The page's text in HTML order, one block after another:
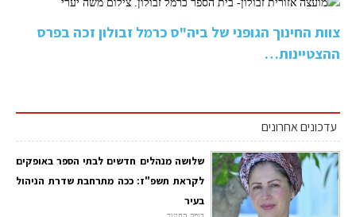
צוות החינוך הגופני של ביה"ס כרמל זבולון זכה בפרס
ההצטיינות…
עדכונים אחרונים
שלושה מנהלים חדשים לבתי הספר באופקים
לקראת תשפ"ז: ככה מתרחבת שדרת הניהול
בעיר